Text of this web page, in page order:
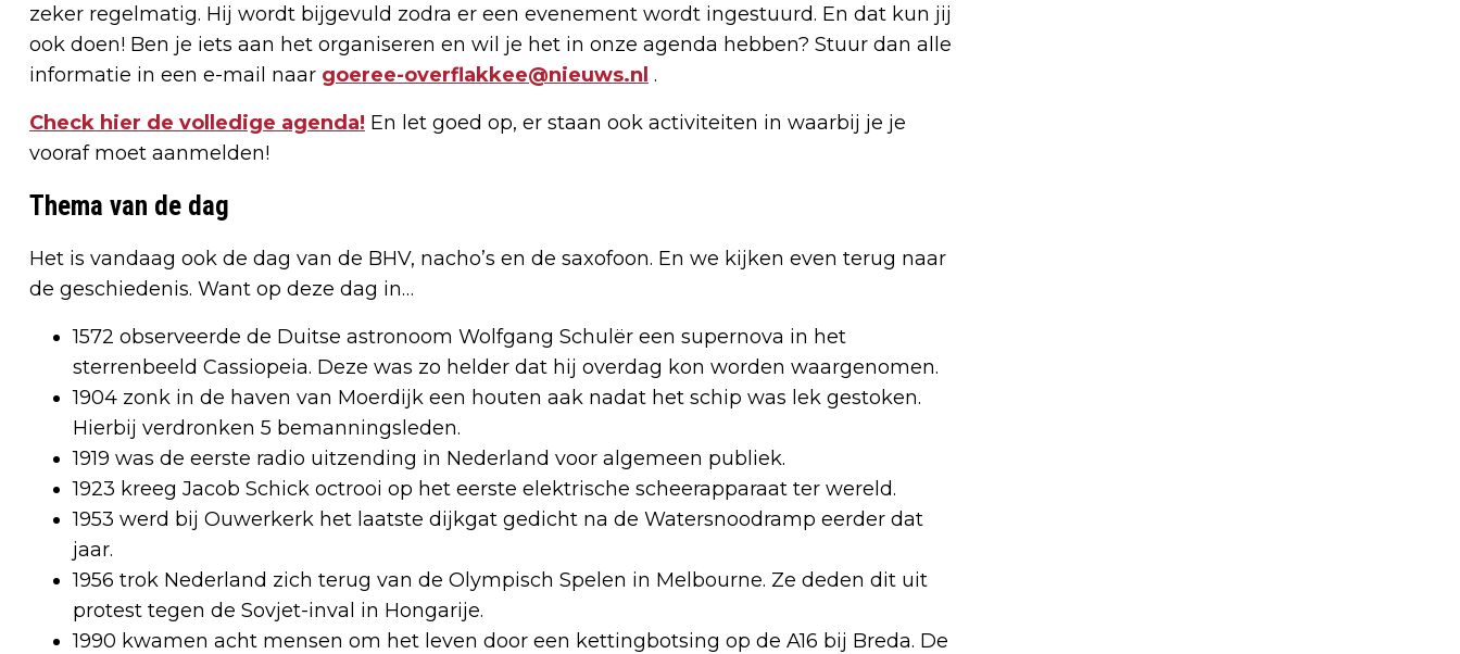
zeker regelmatig. Hij wordt bijgevuld zodra er een evenement wordt ingestuurd. En dat kun jij
ook doen! Ben je iets aan het organiseren en wil je het in onze agenda hebben? Stuur dan alle
informatie in een e-mail naar goeree-overflakkee@nieuws.nl .
Check hier de volledige agenda! En let goed op, er staan ook activiteiten in waarbij je je
vooraf moet aanmelden!
Thema van de dag
Het is vandaag ook de dag van de BHV, nacho’s en de saxofoon. En we kijken even terug naar
de geschiedenis. Want op deze dag in…
1572 observeerde de Duitse astronoom Wolfgang Schulër een supernova in het
sterrenbeeld Cassiopeia. Deze was zo helder dat hij overdag kon worden waargenomen.
1904 zonk in de haven van Moerdijk een houten aak nadat het schip was lek gestoken.
Hierbij verdronken 5 bemanningsleden.
1919 was de eerste radio uitzending in Nederland voor algemeen publiek.
1923 kreeg Jacob Schick octrooi op het eerste elektrische scheerapparaat ter wereld.
1953 werd bij Ouwerkerk het laatste dijkgat gedicht na de Watersnoodramp eerder dat
jaar.
1956 trok Nederland zich terug van de Olympisch Spelen in Melbourne. Ze deden dit uit
protest tegen de Sovjet-inval in Hongarije.
1990 kwamen acht mensen om het leven door een kettingbotsing op de A16 bij Breda. De